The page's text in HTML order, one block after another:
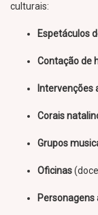
culturais:
Espetáculos
Contação de
Intervenções
Corais
Grupos
Oficinas
Personagens